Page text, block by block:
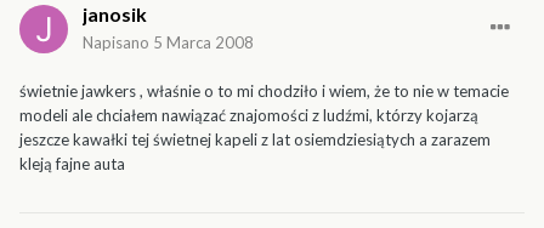
janosik
Napisano 5 Marca 2008
świetnie jawkers , właśnie o to mi chodziło i wiem, że to nie w temacie
modeli ale chciałem nawiązać znajomości z ludźmi, którzy kojarzą
jeszcze kawałki tej świetnej kapeli z lat osiemdziesiątych a zarazem
kleją fajne auta